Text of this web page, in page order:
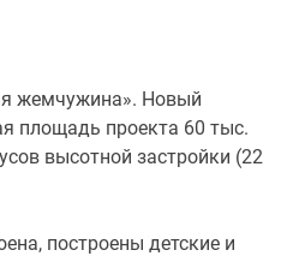
жемчужина». Новый
площадь проекта 60 тыс.
высотной застройки (22
построены детские и